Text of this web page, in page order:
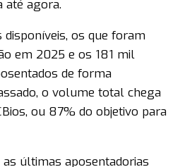
até agora.
disponíveis, os que foram
em 2025 e os 181 mil
de forma
o volume total chega
ou 87% do objetivo para
as últimas aposentadorias